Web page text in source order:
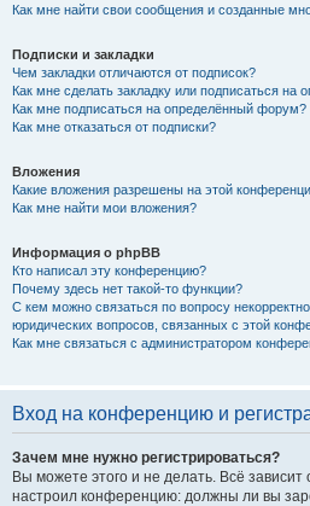
Как мне найти свои сообщения и созданные
Подписки и закладки
Чем закладки отличаются от подписок?
Как мне сделать закладку или подписаться на
Как мне подписаться на определённый форум?
Как мне отказаться от подписки?
Вложения
Какие вложения разрешены на этой
Как мне найти мои вложения?
Информация о phpBB
Кто написал эту конференцию?
Почему здесь нет такой-то функции?
С кем можно связаться по вопросу
юридических вопросов, связанных с этой
Как мне связаться с администратором
Вход на конференцию и
Зачем мне нужно регистрироваться?
Вы можете этого и не делать. Всё зависит
настроил конференцию: должны ли вы